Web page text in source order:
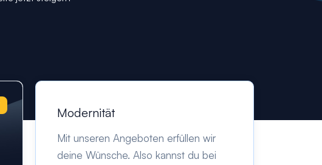
Modernität
Mit unseren Angeboten erfüllen wir
deine Wünsche. Also kannst du bei